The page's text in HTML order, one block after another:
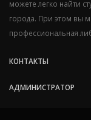
можете легко найти
города. При этом вы
профессиональная
КОНТАКТЫ
АДМИНИСТРАТОР